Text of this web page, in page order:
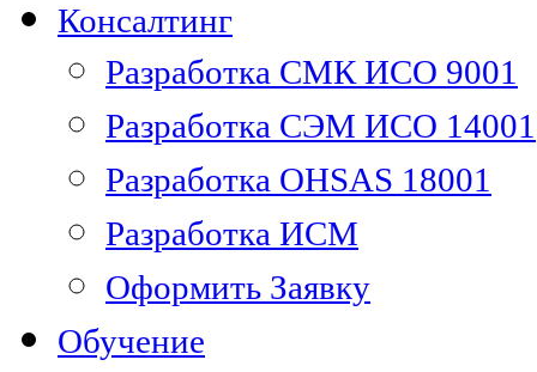
Консалтинг
Разработка СМК ИСО 9001
Разработка СЭМ ИСО 14001
Разработка OHSAS 18001
Разработка ИСМ
Оформить Заявку
Обучение